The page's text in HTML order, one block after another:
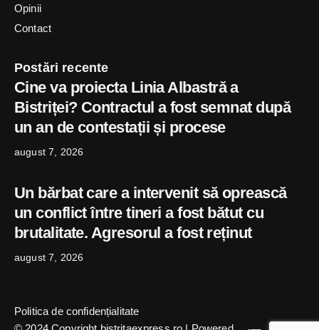
Opinii
Contact
Postări recente
Cine va proiecta Linia Albastră a
Bistriței? Contractul a fost semnat după
un an de contestații și procese
august 7, 2026
Un bărbat care a intervenit să oprească
un conflict între tineri a fost bătut cu
brutalitate. Agresorul a fost reținut
august 7, 2026
Politica de confidențialitate